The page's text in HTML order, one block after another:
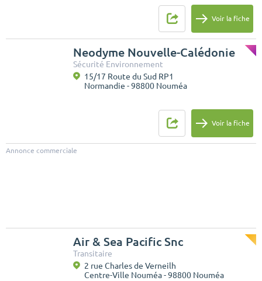
Voir la fiche
Neodyme Nouvelle-Calédonie
Sécurité Environnement
15/17 Route du Sud RP1
Normandie - 98800 Nouméa
Voir la fiche
Annonce commerciale
Air & Sea Pacific Snc
Transitaire
2 rue Charles de Verneilh
Centre-Ville Nouméa - 98800 Nouméa